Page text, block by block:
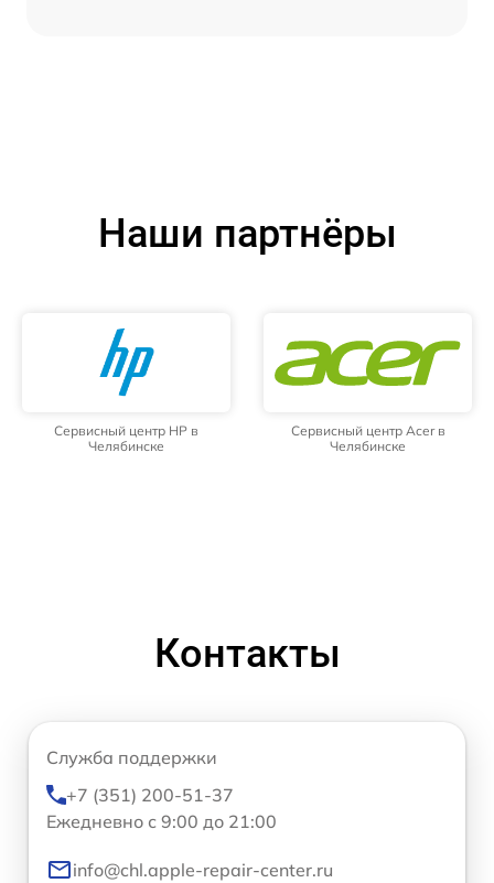
Наши партнёры
Сервисный центр HP в
Челябинске
Сервисный центр Acer в
Челябинске
Контакты
Служба поддержки
+7 (351) 200-51-37
Ежедневно с 9:00 до 21:00
info@chl.apple-repair-center.ru